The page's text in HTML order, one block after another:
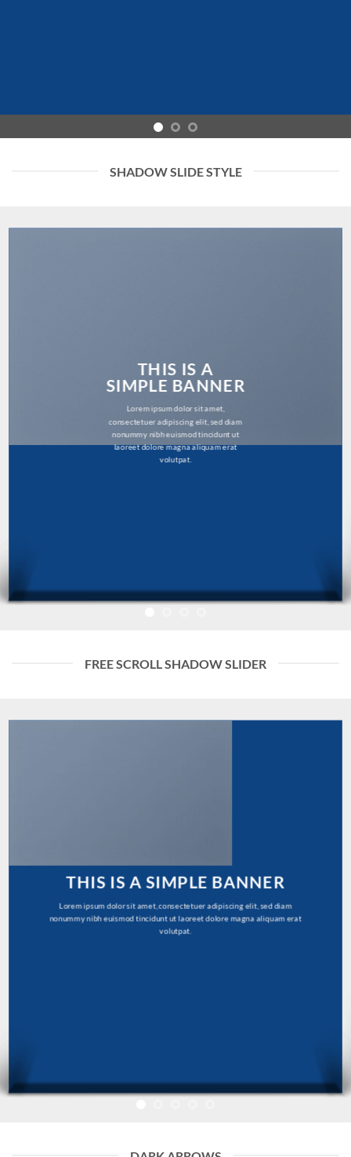
SHADOW SLIDE STYLE
THIS IS A
SIMPLE BANNER
Lorem ipsum dolor sit amet,
consectetuer adipiscing elit, sed diam
nonummy nibh euismod tincidunt ut
laoreet dolore magna aliquam erat
volutpat.
FREE SCROLL SHADOW SLIDER
THIS IS A SIMPLE BANNER
Lorem ipsum dolor sit amet, consectetuer adipiscing elit, sed diam
nonummy nibh euismod tincidunt ut laoreet dolore magna aliquam erat
volutpat.